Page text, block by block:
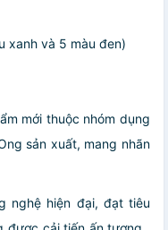
xanh và 5 màu đen)
mới thuộc nhóm dụng
sản xuất, mang nhãn
nghệ hiện đại, đạt tiêu